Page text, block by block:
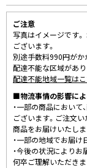
ご注意
写真はイメージです。
ございます。
別途手数料990円がか
配達不能な区域があ
配達不能地域一覧は
■物流事情の影響に
・一部の商品におい
ございます。ご注文
商品をお届けいたしま
・一部の地域でお届
・今後の状況により
何卒ご理解いただき